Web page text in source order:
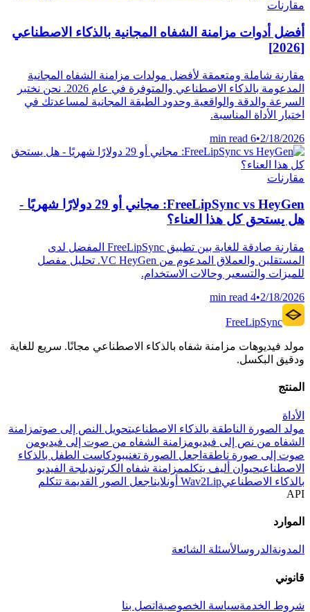
مقارنات
أفضل أدوات مزامنة الشفاه المجانية بالذكاء الاصطناعي
[2026]
مقارنة شاملة ومتعمقة لأفضل مولدات مزامنة الشفاه المجانية
المدعومة بالذكاء الاصطناعي والمتوفرة في عام 2026. نحن نختبر
السرعة والدقة والواقعية وحدود الطبقة المجانية لمساعدتك في
اختيار الأداة المناسبة.
2/18/2026
•
6 min read
مقارنات
FreeLipSync vs HeyGen: مجاني أو 29 دولارًا شهريًا -
هل يستحق كل هذا العناء؟
مقارنة صادقة للغاية بين تطبيق FreeLipSync المفضل لدى
المستقلين والعملاق المدعوم من VC HeyGen. تحليل مفصل
للميزات والتسعير وحالات الاستخدام.
2/18/2026
•
4 min read
FreeLipSync
مولد فيديوهات مزامنة شفاه بالذكاء الاصطناعي مجانًا. سريع للغاية
ودقيق البكسل.
المنتج
الأداة
مولد الصورة الناطقة بالذكاء الاصطناعيتحويل النص إلى صوتمزامنة
الشفاه من نص إلى فيديومزامنة الشفاه من صوت إلى فيديومن
صوت إلى صورة ناطقة اجعل الصورة تغنيبودكاست الطفل بالذكاء
الاصطناعيحيوان أليف يتكلممزامنة شفاه الكرتوندبلجة الفيديو
بالذكاء الاصطناعيWav2Lip أونلاين
اجعل الصور القديمة تتكلم
API
الموارد
المدونة الدروسالأسئلة الشائعة
قانوني
شروط الخدمةسياسة الخصوصية اتصل بنا